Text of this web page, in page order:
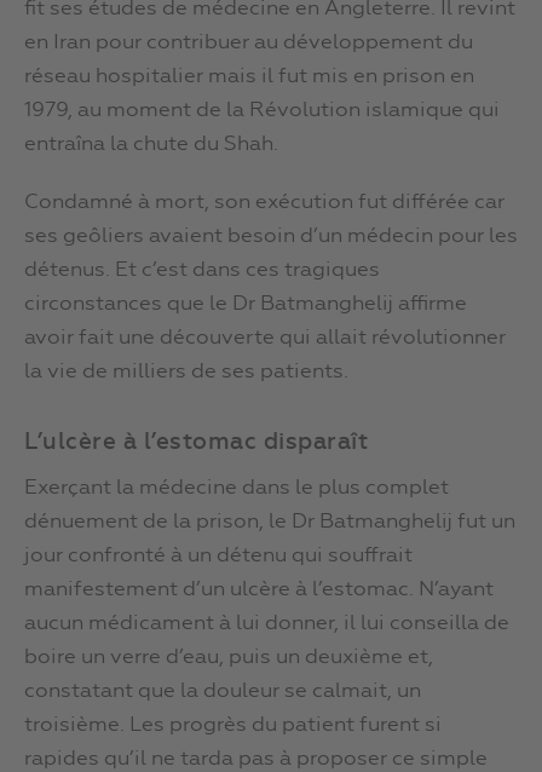
fit ses études de médecine en Angleterre. Il revint
en Iran pour contribuer au développement du
réseau hospitalier mais il fut mis en prison en
1979, au moment de la Révolution islamique qui
entraîna la chute du Shah.
Condamné à mort, son exécution fut différée car
ses geôliers avaient besoin d’un médecin pour les
détenus. Et c’est dans ces tragiques
circonstances que le Dr Batmanghelij affirme
avoir fait une découverte qui allait révolutionner
la vie de milliers de ses patients.
L’ulcère à l’estomac disparaît
Exerçant la médecine dans le plus complet
dénuement de la prison, le Dr Batmanghelij fut un
jour confronté à un détenu qui souffrait
manifestement d’un ulcère à l’estomac. N’ayant
aucun médicament à lui donner, il lui conseilla de
boire un verre d’eau, puis un deuxième et,
constatant que la douleur se calmait, un
troisième. Les progrès du patient furent si
rapides qu’il ne tarda pas à proposer ce simple